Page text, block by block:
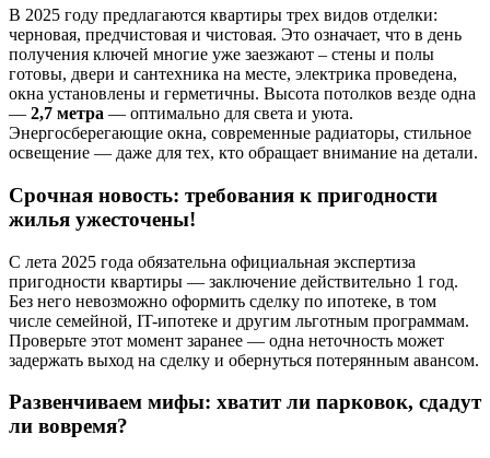
В 2025 году предлагаются квартиры трех видов отделки:
черновая, предчистовая и чистовая. Это означает, что в день
получения ключей многие уже заезжают – стены и полы
готовы, двери и сантехника на месте, электрика проведена,
окна установлены и герметичны. Высота потолков везде одна
— 2,7 метра — оптимально для света и уюта.
Энергосберегающие окна, современные радиаторы, стильное
освещение — даже для тех, кто обращает внимание на детали.
Срочная новость: требования к пригодности
жилья ужесточены!
С лета 2025 года обязательна официальная экспертиза
пригодности квартиры — заключение действительно 1 год.
Без него невозможно оформить сделку по ипотеке, в том
числе семейной, IT-ипотеке и другим льготным программам.
Проверьте этот момент заранее — одна неточность может
задержать выход на сделку и обернуться потерянным авансом.
Развенчиваем мифы: хватит ли парковок, сдадут
ли вовремя?